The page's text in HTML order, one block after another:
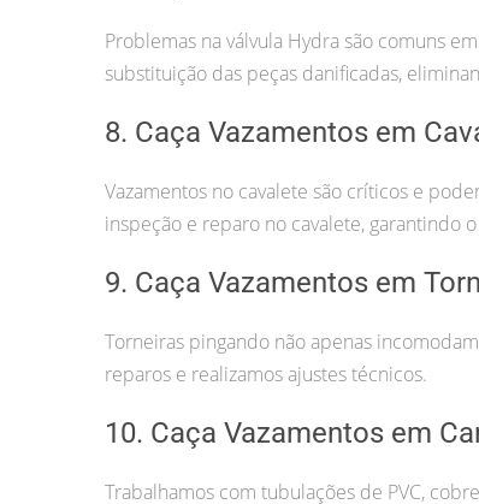
Problemas na válvula Hydra são comuns
substituição das peças danificadas,
8. Caça Vazamentos em
Vazamentos no cavalete são críticos e
inspeção e reparo no cavalete, garantindo
9. Caça Vazamentos em
Torneiras pingando não apenas
reparos e realizamos ajustes técnicos.
10. Caça Vazamentos em
Trabalhamos com tubulações de PVC,